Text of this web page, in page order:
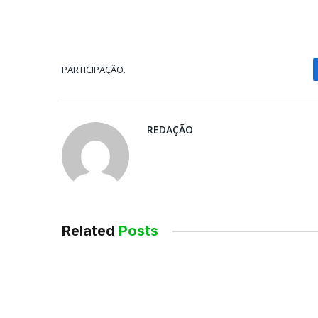
PARTICIPAÇÃO.
REDAÇÃO
Related Posts